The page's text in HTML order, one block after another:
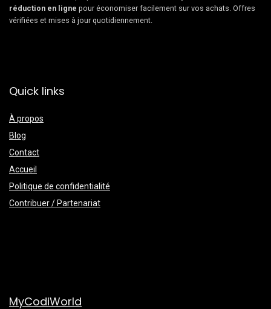
réduction en ligne pour économiser facilement sur vos achats. Offres
vérifiées et mises à jour quotidiennement.
Quick links
À propos
Blog
Contact
Accueil
Politique de confidentialité
Contribuer / Partenariat
MyCodiWorld